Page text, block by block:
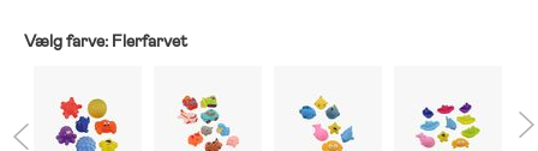
Vælg farve: Flerfarvet